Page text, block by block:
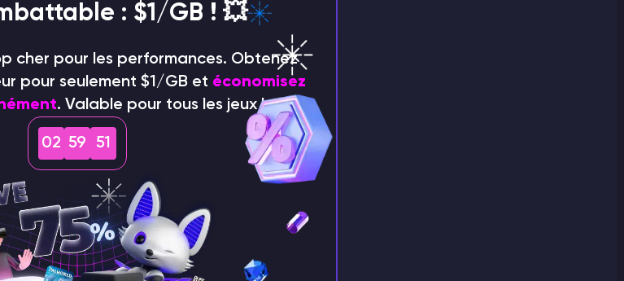
: $1/GB ! 💥
cher pour les performances. Obtenez
pour seulement $1/GB et économisez
. Valable pour tous les jeux !
02 59 50